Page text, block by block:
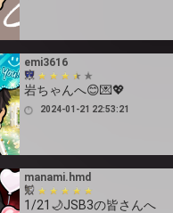
emi3616
岩ちゃんへ😊💌💖
2024-01-21 22:53:21
manami.hmd
1/21🌙JSB3の皆さんへ